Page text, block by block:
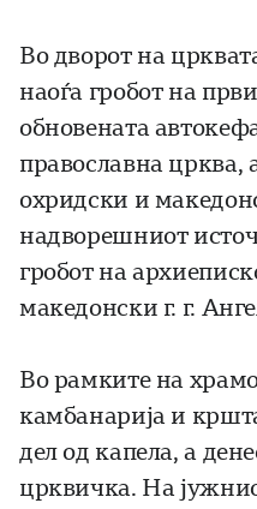
Во дворот на
наоѓа гробот на
обновената
православна црква,
охридски и
надворешниот
гробот на
македонски г. г.
Во рамките на
камбанарија и
дел од капела, а
црквичка. На